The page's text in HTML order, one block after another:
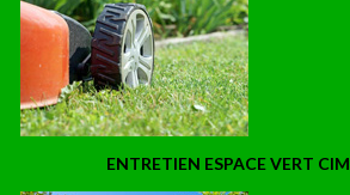
ENTRETIEN ESPACE VERT